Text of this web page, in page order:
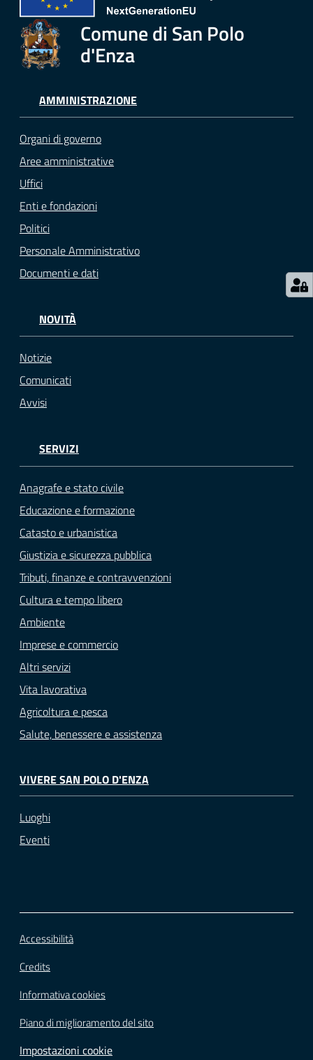
PagoPA
PNRR
argomenti
Seguici
Comune di San Polo
d'Enza
AMMINISTRAZIONE
Organi di governo
Aree amministrative
Uffici
Enti e fondazioni
Politici
Personale Amministrativo
Documenti e dati
NOVITÀ
Notizie
Comunicati
Avvisi
SERVIZI
Anagrafe e stato civile
Educazione e formazione
Catasto e urbanistica
Giustizia e sicurezza pubblica
Tributi, finanze e contravvenzioni
Cultura e tempo libero
Ambiente
Imprese e commercio
Altri servizi
Vita lavorativa
Agricoltura e pesca
Salute, benessere e assistenza
VIVERE SAN POLO D'ENZA
Luoghi
Eventi
Accessibilità
Credits
Informativa cookies
Piano di miglioramento del sito
Impostazioni cookie